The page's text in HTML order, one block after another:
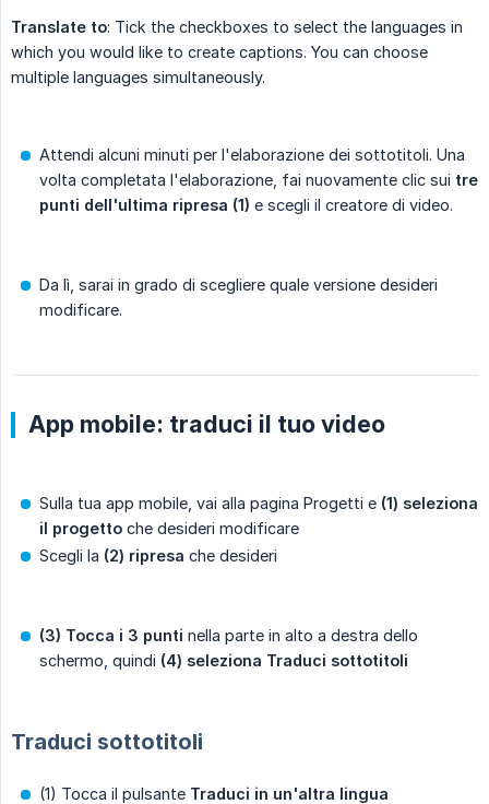
Translate to: Tick the checkboxes to select the languages in
which you would like to create captions. You can choose
multiple languages simultaneously.
Attendi alcuni minuti per l'elaborazione dei sottotitoli. Una
volta completata l'elaborazione, fai nuovamente clic sui tre
punti dell'ultima ripresa (1) e scegli il creatore di video.
Da lì, sarai in grado di scegliere quale versione desideri
modificare.
App mobile: traduci il tuo video
Sulla tua app mobile, vai alla pagina Progetti e (1) seleziona
il progetto che desideri modificare
Scegli la (2) ripresa che desideri
(3) Tocca i 3 punti nella parte in alto a destra dello
schermo, quindi (4) seleziona Traduci sottotitoli
Traduci sottotitoli
(1) Tocca il pulsante Traduci in un'altra lingua